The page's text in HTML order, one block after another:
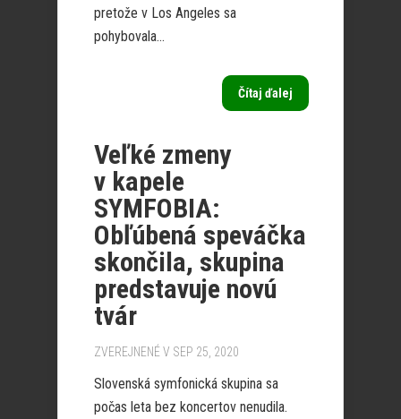
pretože v Los Angeles sa
pohybovala...
Čítaj ďalej
Veľké zmeny
v kapele
SYMFOBIA:
Obľúbená speváčka
skončila, skupina
predstavuje novú
tvár
ZVEREJNENÉ V SEP 25, 2020
Slovenská symfonická skupina sa
počas leta bez koncertov nenudila.